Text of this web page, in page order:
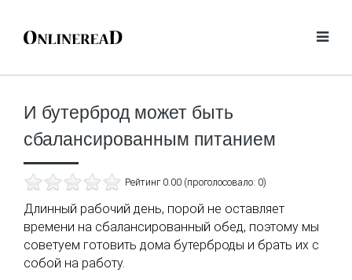
И бутерброд может быть
сбалансированным питанием
Рейтинг 0.00 (проголосовало: 0)
Длинный рабочий день, порой не оставляет
времени на сбалансированный обед, поэтому мы
советуем готовить дома бутерброды и брать их с
собой на работу.